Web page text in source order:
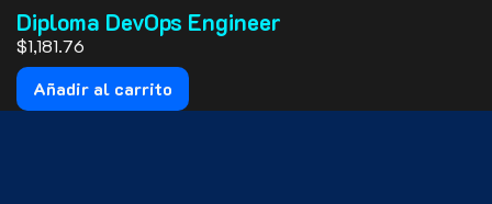
Diploma DevOps Engineer
$1,181.76
Añadir al carrito